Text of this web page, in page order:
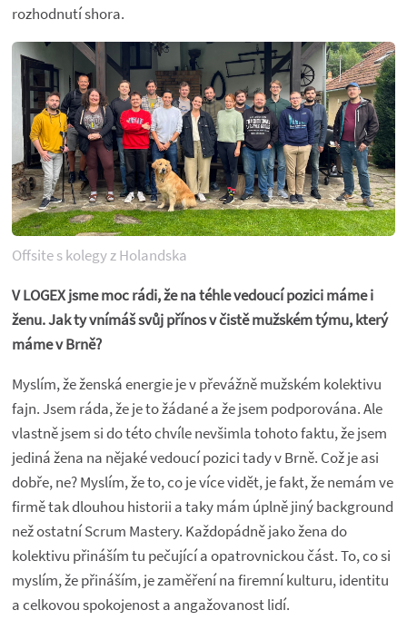
rozhodnutí shora.
Offsite s kolegy z Holandska
V LOGEX jsme moc rádi, že na téhle vedoucí pozici máme i
ženu. Jak ty vnímáš svůj přínos v čistě mužském týmu, který
máme v Brně?
Myslím, že ženská energie je v převážně mužském kolektivu
fajn. Jsem ráda, že je to žádané a že jsem podporována. Ale
vlastně jsem si do této chvíle nevšimla tohoto faktu, že jsem
jediná žena na nějaké vedoucí pozici tady v Brně. Což je asi
dobře, ne? Myslím, že to, co je více vidět, je fakt, že nemám ve
firmě tak dlouhou historii a taky mám úplně jiný background
než ostatní Scrum Mastery. Každopádně jako žena do
kolektivu přináším tu pečující a opatrovnickou část. To, co si
myslím, že přináším, je zaměření na firemní kulturu, identitu
a celkovou spokojenost a angažovanost lidí.